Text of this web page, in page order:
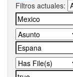
Filtros actuales: